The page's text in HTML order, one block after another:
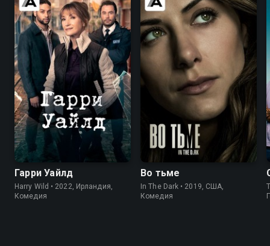
7.6 7.2
Гарри Уайлд
Harry Wild • 2022, Ирландия,
Комедия
7.4 7.5
Во тьме
In The Dark • 2019, США,
Комедия